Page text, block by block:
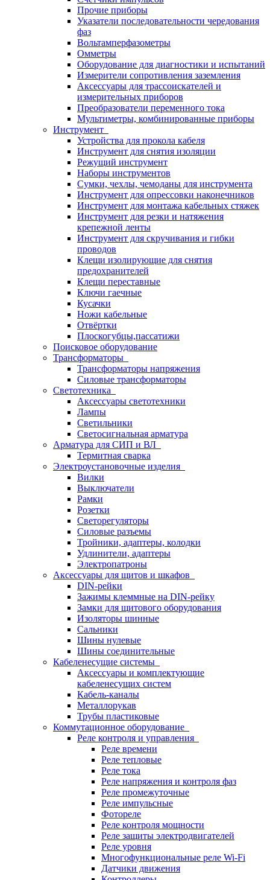
Прочие приборы
Указатели последовательности чередования
фаз
Вольтамперфазометры
Омметры
Оборудование для диагностики и испытаний
Измерители сопротивления заземления
Аксессуары для трассоискателей и
измерительных приборов
Преобразователи переменного тока
Мультиметры, комбинированные приборы
Инструмент
Устройства для прокола кабеля
Инструмент для снятия изоляции
Режущий инструмент
Наборы инструментов
Сумки, чехлы, чемоданы для инструмента
Инструмент для опрессовки наконечников
Инструмент для монтажа кабельных стяжек
Инструмент для резки и натяжения
крепежной ленты
Инструмент для скручивания и гибки
проводов
Клещи изолирующие для снятия
предохранителей
Клещи переставные
Ключи гаечные
Кусачки
Ножи кабельные
Отвёртки
Плоскогубцы,пассатижи
Поисковое оборудование
Трансформаторы
Трансформаторы напряжения
Силовые трансформаторы
Светотехника
Аксессуары светотехники
Лампы
Светильники
Светосигнальная арматура
Арматура для СИП и ВЛ
Термитная сварка
Электроустановочные изделия
Вилки
Выключатели
Рамки
Розетки
Светорегуляторы
Силовые разъемы
Тройники, адаптеры, колодки
Удлинители, адаптеры
Электропатроны
Аксессуары для щитов и шкафов
DIN-рейки
Зажимы клеммные на DIN-рейку
Замки для щитового оборудования
Изоляторы шинные
Сальники
Шины нулевые
Шины соединительные
Кабеленесущие системы
Аксессуары и комплектующие
кабеленесущих систем
Кабель-каналы
Металлорукав
Трубы пластиковые
Коммутационное оборудование
Реле контроля и управления
Реле времени
Реле тепловые
Реле тока
Реле напряжения и контроля фаз
Реле промежуточные
Реле импульсные
Фотореле
Реле контроля мощности
Реле защиты электродвигателей
Реле уровня
Многофункциональные реле Wi-Fi
Датчики движения